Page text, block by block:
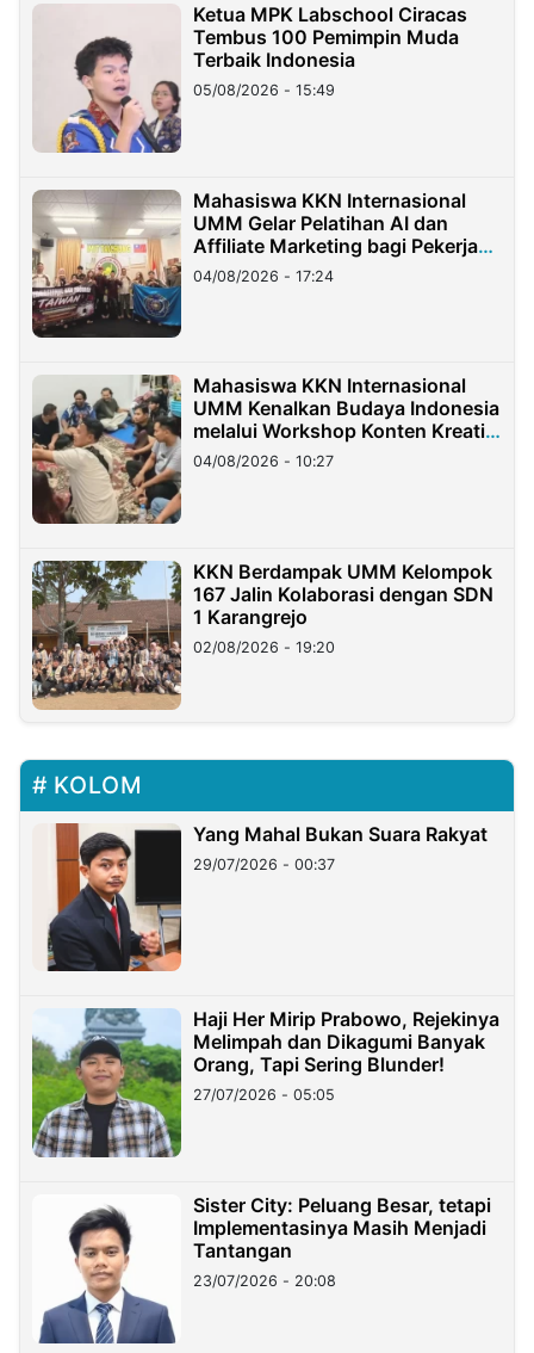
Ketua MPK Labschool Ciracas
Tembus 100 Pemimpin Muda
Terbaik Indonesia
05/08/2026 - 15:49
Mahasiswa KKN Internasional
UMM Gelar Pelatihan AI dan
Affiliate Marketing bagi Pekerja
Migran Indonesia di Taiwan
04/08/2026 - 17:24
Mahasiswa KKN Internasional
UMM Kenalkan Budaya Indonesia
melalui Workshop Konten Kreatif
di Taiwan
04/08/2026 - 10:27
KKN Berdampak UMM Kelompok
167 Jalin Kolaborasi dengan SDN
1 Karangrejo
02/08/2026 - 19:20
KOLOM
Yang Mahal Bukan Suara Rakyat
29/07/2026 - 00:37
Haji Her Mirip Prabowo, Rejekinya
Melimpah dan Dikagumi Banyak
Orang, Tapi Sering Blunder!
27/07/2026 - 05:05
Sister City: Peluang Besar, tetapi
Implementasinya Masih Menjadi
Tantangan
23/07/2026 - 20:08